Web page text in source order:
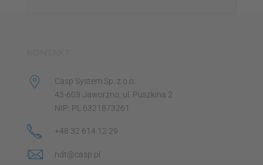
Casp System Sp. z o.o.
43-603 Jaworzno, ul. Puszkina 2
NIP: PL 6321873261
+48 32 614 12 29
ndt@casp.pl